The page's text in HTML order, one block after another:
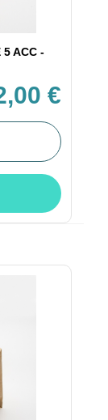
5 ACC -
€